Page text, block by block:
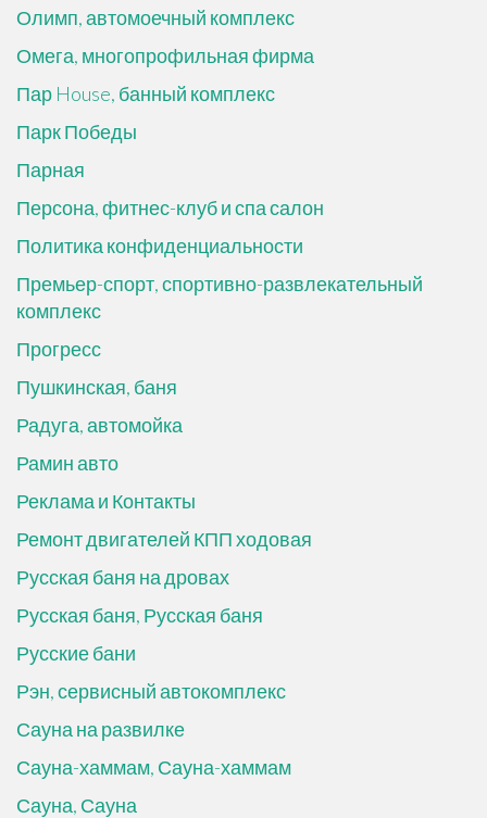
Олимп, автомоечный комплекс
Омега, многопрофильная фирма
Пар House, банный комплекс
Парк Победы
Парная
Персона, фитнес-клуб и спа салон
Политика конфиденциальности
Премьер-спорт, спортивно-развлекательный
комплекс
Прогресс
Пушкинская, баня
Радуга, автомойка
Рамин авто
Реклама и Контакты
Ремонт двигателей КПП ходовая
Русская баня на дровах
Русская баня, Русская баня
Русские бани
Рэн, сервисный автокомплекс
Сауна на развилке
Сауна-хаммам, Сауна-хаммам
Сауна, Сауна